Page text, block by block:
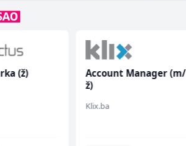
(ž)
Account Manager (m/
ž)
Klix.ba